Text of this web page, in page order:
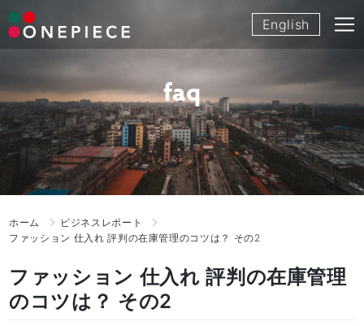
Skip
to
English
faq
ホーム
ビジネスレポート
ファッション 仕入れ 評判の在庫管理のコツは？ その2
ファッション 仕入れ 評判の在庫管理
のコツは？ その2